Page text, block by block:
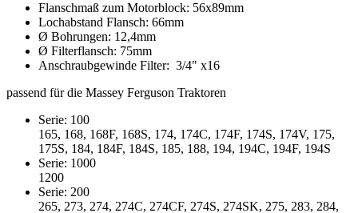
Flanschmaß zum Motorblock: 56x89mm
Lochabstand Flansch: 66mm
Ø Bohrungen: 12,4mm
Ø Filterflansch: 75mm
Anschraubgewinde Filter: 3/4" x16
passend für die Massey Ferguson Traktoren
Serie: 100
165, 168, 168F, 168S, 174, 174C, 174F, 174S, 174V, 175,
175S, 184, 184F, 184S, 185, 188, 194, 194C, 194F, 194S
Serie: 1000
1200
Serie: 200
265, 273, 274, 274C, 274CF, 274S, 274SK, 275, 283, 284,